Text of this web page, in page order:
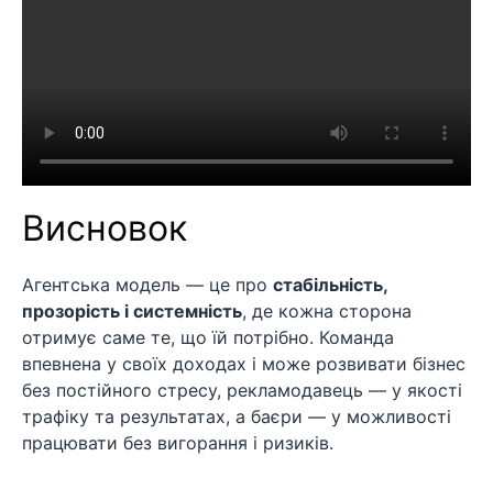
Висновок
Агентська модель — це про стабільність,
прозорість і системність, де кожна сторона
отримує саме те, що їй потрібно. Команда
впевнена у своїх доходах і може розвивати бізнес
без постійного стресу, рекламодавець — у якості
трафіку та результатах, а баєри — у можливості
працювати без вигорання і ризиків.